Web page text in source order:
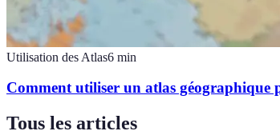
Utilisation des Atlas6 min
Comment utiliser un atlas géographique
Tous les articles